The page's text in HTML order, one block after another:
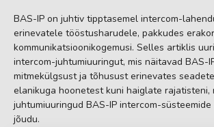
BAS-IP on juhtiv tipptasemel intercom-
erinevatele tööstusharudele, pakkudes
kommunikatsioonikogemusi. Selles artiklis
intercom-juhtumiuuringut, mis näitavad BAS-
mitmekülgsust ja tõhusust erinevates
elanikuga hoonetest kuni haiglate rajatisteni,
juhtumiuuringud BAS-IP intercom-
jõudu.